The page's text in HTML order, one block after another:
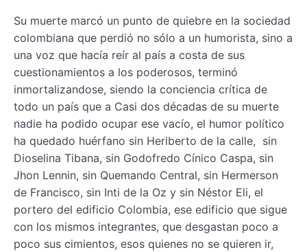
Su muerte marcó un punto de quiebre en la sociedad
colombiana que perdió no sólo a un humorista, sino a
una voz que hacía reír al país a costa de sus
cuestionamientos a los poderosos, terminó
inmortalizandose, siendo la conciencia crítica de
todo un país que a Casi dos décadas de su muerte
nadie ha podido ocupar ese vacío, el humor político
ha quedado huérfano sin Heriberto de la calle, sin
Dioselina Tibana, sin Godofredo Cínico Caspa, sin
Jhon Lennin, sin Quemando Central, sin Hermerson
de Francisco, sin Inti de la Oz y sin Néstor Eli, el
portero del edificio Colombia, ese edificio que sigue
con los mismos integrantes, que desgastan poco a
poco sus cimientos, esos quienes no se quieren ir,